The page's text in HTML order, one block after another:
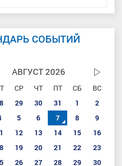
СОБЫТИЙ
АВГУСТ 2026
СР ЧТ ПТ СБ
ВС
29 30 31 1
2
5 6 7 8
9
12 13 14 15
16
19 20 21 22
23
26 27 28 29
30